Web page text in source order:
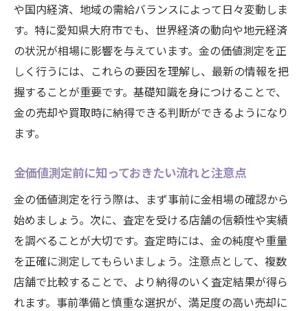
や国内経済、地域の需給バランスによって日々変動しま
す。特に愛知県大府市でも、世界経済の動向や地元経済
の状況が相場に影響を与えています。金の価値測定を正
しく行うには、これらの要因を理解し、最新の情報を把
握することが重要です。基礎知識を身につけることで、
金の売却や買取時に納得できる判断ができるようになり
ます。
金価値測定前に知っておきたい流れと注意点
金の価値測定を行う際は、まず事前に金相場の確認から
始めましょう。次に、査定を受ける店舗の信頼性や実績
を調べることが大切です。査定時には、金の純度や重量
を正確に測定してもらいましょう。注意点として、複数
店舗で比較することで、より納得のいく査定結果が得ら
れます。事前準備と慎重な選択が、満足度の高い売却に